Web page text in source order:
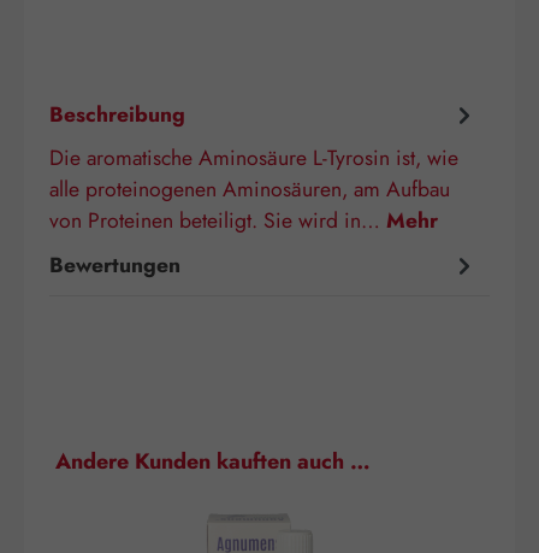
Beschreibung
Die aromatische Aminosäure L-Tyrosin ist, wie
alle proteinogenen Aminosäuren, am Aufbau
von Proteinen beteiligt. Sie wird in… Mehr
Bewertungen
Produktgalerie überspringen
Andere Kunden kauften auch …